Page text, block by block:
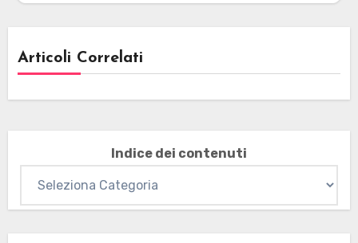
Articoli Correlati
Indice dei contenuti